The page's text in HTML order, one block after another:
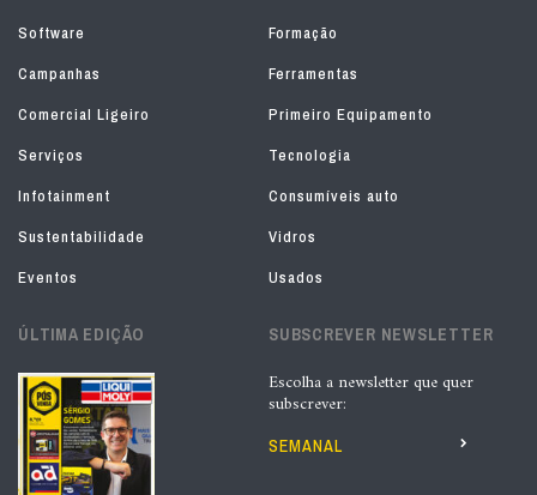
Software
Formação
Campanhas
Ferramentas
Comercial Ligeiro
Primeiro Equipamento
Serviços
Tecnologia
Infotainment
Consumíveis auto
Sustentabilidade
Vidros
Eventos
Usados
ÚLTIMA EDIÇÃO SUBSCREVER NEWSLETTER
Escolha a newsletter que quer
subscrever:
SEMANAL